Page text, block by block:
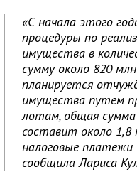
«С начала этого
процедуры по
имущества в
сумму около 820
планируется
имущества путем
лотам, общая
составит около 1,8
налоговые платежи
сообщила Лариса